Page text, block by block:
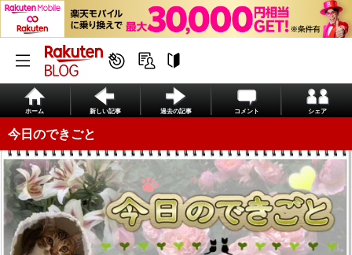
ホーム 新しい記事 過去の記事 コメント シェア
今日のできごと